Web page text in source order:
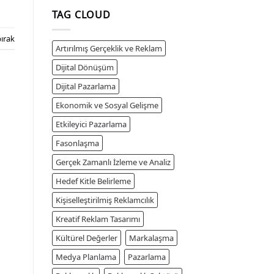
TAG CLOUD
Artırılmış Gerçeklik ve Reklam
Dijital Dönüşüm
Dijital Pazarlama
Ekonomik ve Sosyal Gelişme
Etkileyici Pazarlama
Fasonlaşma
Gerçek Zamanlı İzleme ve Analiz
Hedef Kitle Belirleme
Kişiselleştirilmiş Reklamcılık
Kreatif Reklam Tasarımı
Kültürel Değerler
Markalaşma
Medya Planlama
Pazarlama